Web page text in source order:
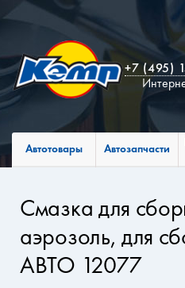
+7 (495)
Автотовары Автозапчасти
Смазка для
аэрозоль, для
АВТО 12077